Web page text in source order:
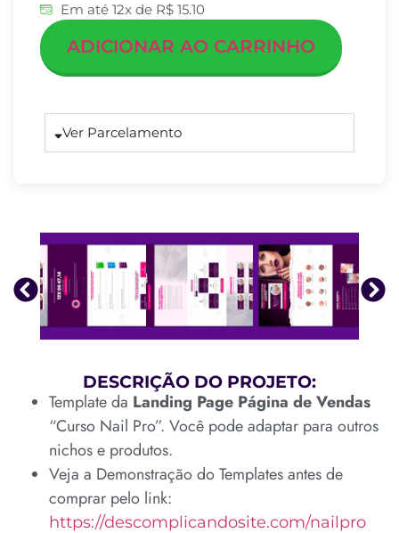
Em até 12x de R$ 15.10
ADICIONAR AO CARRINHO
Ver Parcelamento
DESCRIÇÃO DO PROJETO:
Template da Landing Page Página de Vendas
“Curso Nail Pro”. Você pode adaptar para outros
nichos e produtos.
Veja a Demonstração do Templates antes de
comprar pelo link:
https://descomplicandosite.com/nailpro